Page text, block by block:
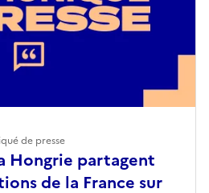
Hongrie partagent
de la France sur
de presse